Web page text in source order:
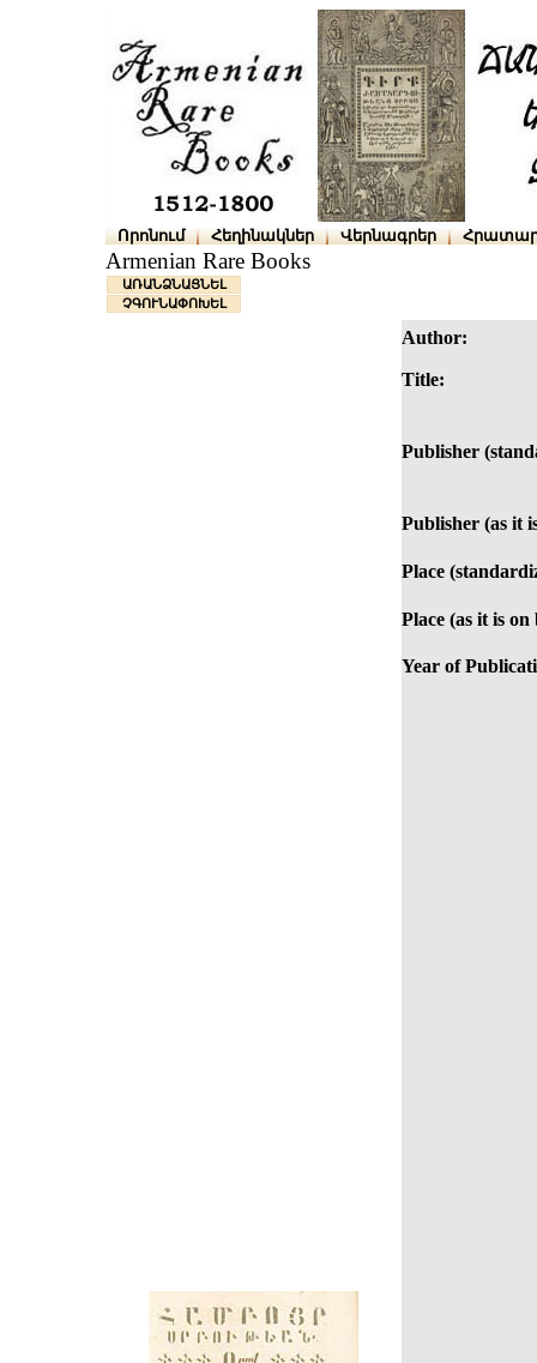
Որոնում Հեղինակներ Վերնագրեր
Armenian Rare Books
ԱՌԱՆՁՆԱՑՆԵԼ
ՉԳՈՒՆԱՓՈԽԵԼ
Author:
Title:
Publisher
Publisher (as it
Place
Place (as it is on
Year of